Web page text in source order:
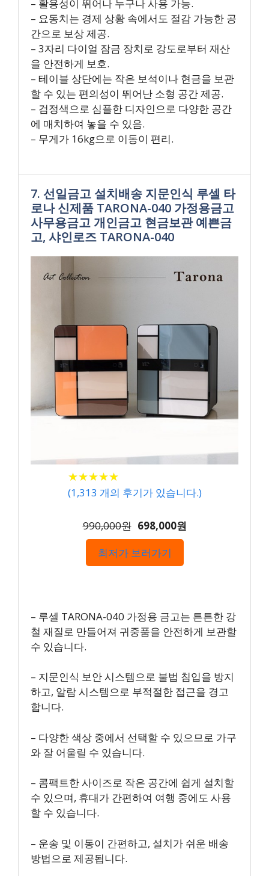
– 활용성이 뛰어나 누구나 사용 가능.
– 요동치는 경제 상황 속에서도 절감 가능한 공
간으로 보상 제공.
– 3자리 다이얼 잠금 장치로 강도로부터 재산
을 안전하게 보호.
– 테이블 상단에는 작은 보석이나 현금을 보관
할 수 있는 편의성이 뛰어난 소형 공간 제공.
– 검정색으로 심플한 디자인으로 다양한 공간
에 매치하여 놓을 수 있음.
– 무게가 16kg으로 이동이 편리.
7. 선일금고 설치배송 지문인식 루셀 타
로나 신제품 TARONA-040 가정용금고
사무용금고 개인금고 현금보관 예쁜금
고, 샤인로즈 TARONA-040
★★★★★
★★★★★
(1,313 개의 후기가 있습니다.)
990,000원 698,000원
최저가 보러가기
– 루셀 TARONA-040 가정용 금고는 튼튼한 강
철 재질로 만들어져 귀중품을 안전하게 보관할
수 있습니다.
– 지문인식 보안 시스템으로 불법 침입을 방지
하고, 알람 시스템으로 부적절한 접근을 경고
합니다.
– 다양한 색상 중에서 선택할 수 있으므로 가구
와 잘 어울릴 수 있습니다.
– 콤팩트한 사이즈로 작은 공간에 쉽게 설치할
수 있으며, 휴대가 간편하여 여행 중에도 사용
할 수 있습니다.
– 운송 및 이동이 간편하고, 설치가 쉬운 배송
방법으로 제공됩니다.